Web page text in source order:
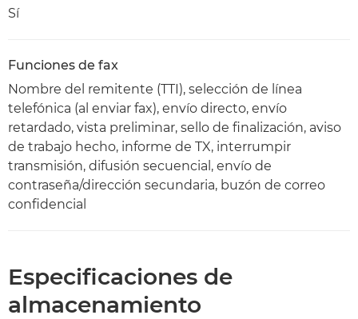
Sí
Funciones de fax
Nombre del remitente (TTI), selección de línea
telefónica (al enviar fax), envío directo, envío
retardado, vista preliminar, sello de finalización, aviso
de trabajo hecho, informe de TX, interrumpir
transmisión, difusión secuencial, envío de
contraseña/dirección secundaria, buzón de correo
confidencial
Especificaciones de
almacenamiento